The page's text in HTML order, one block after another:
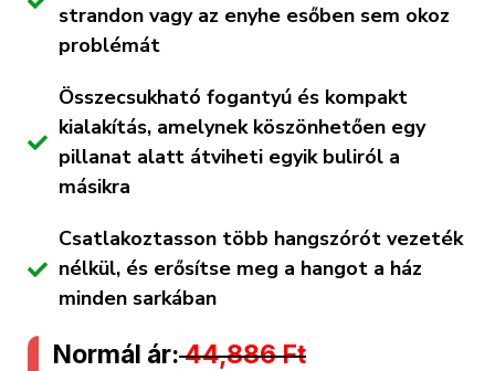
strandon vagy az enyhe esőben sem okoz
problémát
Összecsukható fogantyú és kompakt
kialakítás, amelynek köszönhetően egy
pillanat alatt átviheti egyik buliról a
másikra
Csatlakoztasson több hangszórót vezeték
nélkül, és erősítse meg a hangot a ház
minden sarkában
Normál ár:44,886 Ft